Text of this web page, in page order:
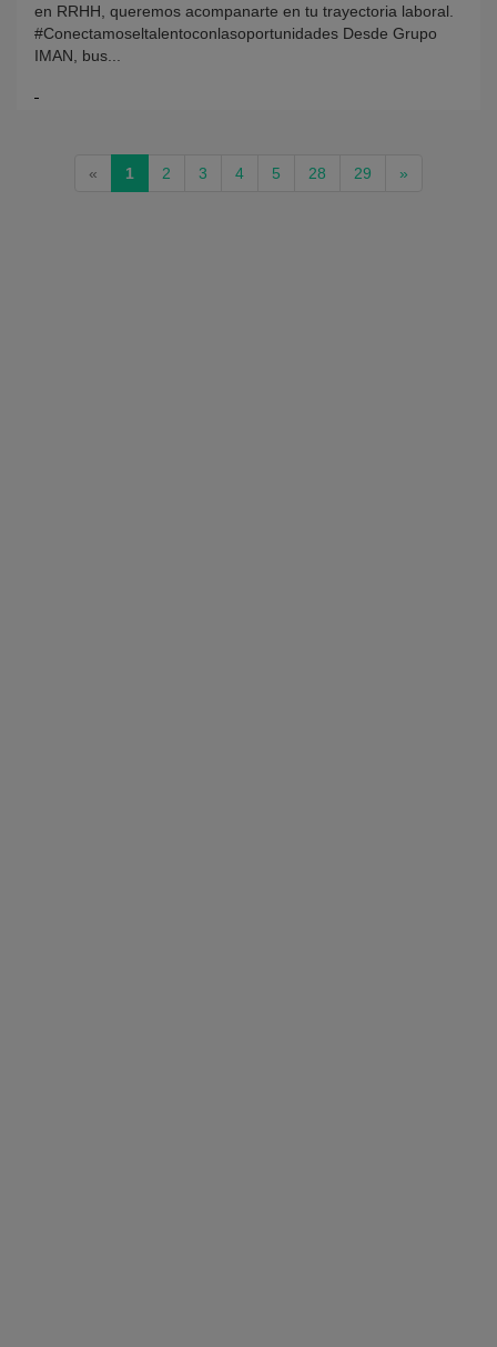
en RRHH, queremos acompanarte en tu trayectoria laboral.
#Conectamoseltalentoconlasoportunidades Desde Grupo
IMAN, bus...
« 1 (current)
2 3 4 5 28 29 »